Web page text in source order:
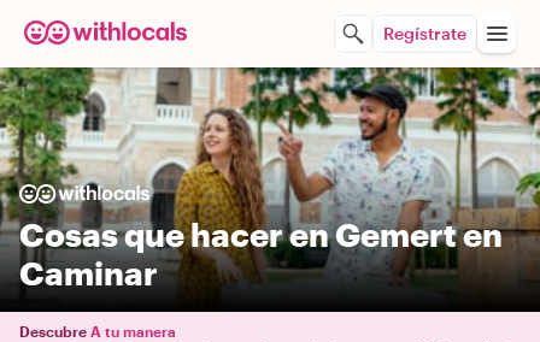
Regístrate
Cosas que hacer en Gemert en
Caminar
Descubre A tu manera